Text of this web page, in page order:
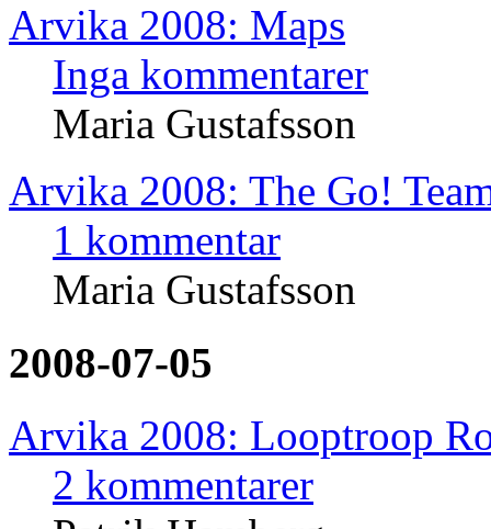
Arvika 2008: Maps
Inga kommentarer
Maria Gustafsson
Arvika 2008: The Go!
1 kommentar
Maria Gustafsson
2008-07-05
Arvika 2008: Looptroop
2 kommentarer